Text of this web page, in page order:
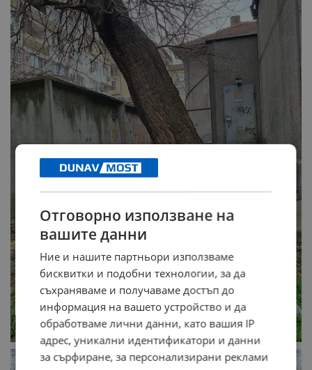
Отговорно използване на
вашите данни
Ние и нашите партньори използваме
бисквитки и подобни технологии, за да
съхраняваме и получаваме достъп до
информация на вашето устройство и да
обработваме лични данни, като вашия IP
адрес, уникални идентификатори и данни
за сърфиране, за персонализирани реклами